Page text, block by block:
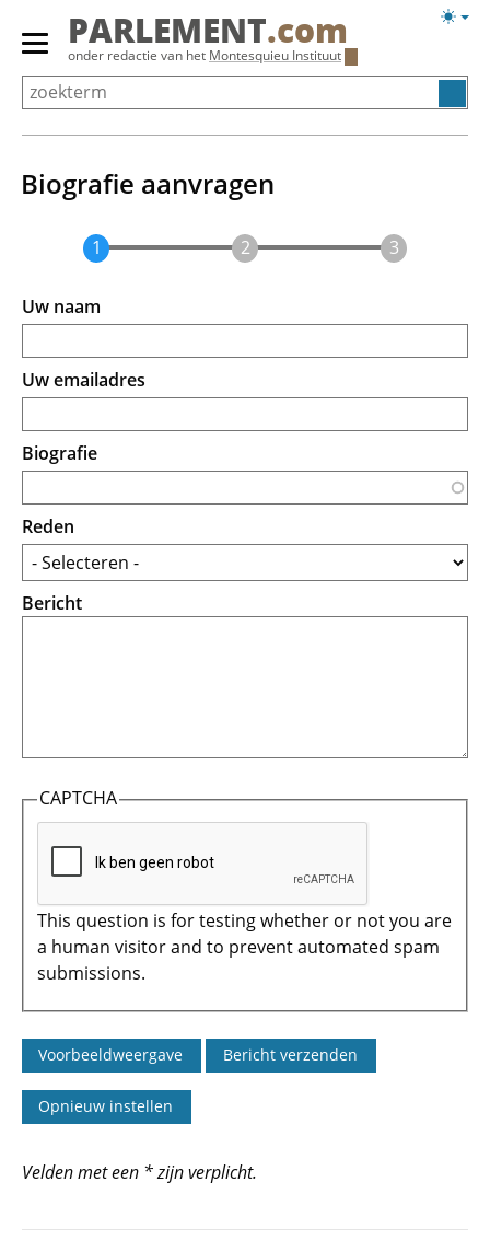
Overslaan
Primair
menu
tonen/verbergen
PARLEMENT.com
onder redactie van het Montesquieu Instituut
Biografie aanvragen
Uw naam
Uw emailadres
Biografie
Reden
Bericht
CAPTCHA
This question is for testing whether or not you are
a human visitor and to prevent automated spam
submissions.
Velden met een * zijn verplicht.